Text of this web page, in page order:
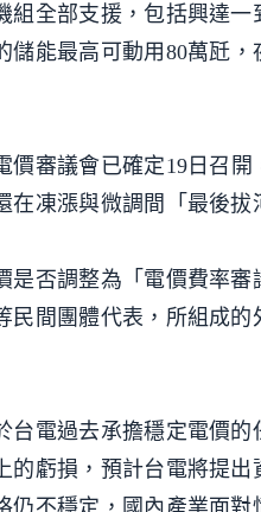
組全部支援，包括興達
儲能最高可動用80萬瓩
價審議會已確定19日召
在凍漲與微調間「最後
是否調整為「電價費率
民間團體代表，所組成
台電過去承擔穩定電價
的虧損，預計台電將提
仍不穩定，國內產業面